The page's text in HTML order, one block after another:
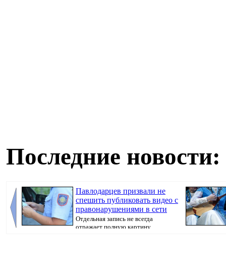
Последние новости:
Павлодарцев призвали не
спешить публиковать видео с
правонарушениями в сети
Отдельная запись не всегда
отражает полную картину